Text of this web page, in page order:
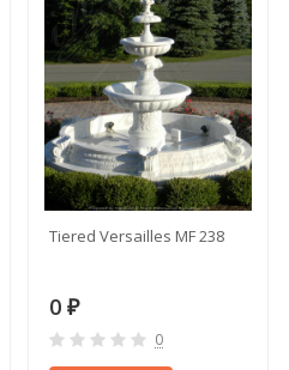
Tiered Versailles MF 238
0 ₽
0